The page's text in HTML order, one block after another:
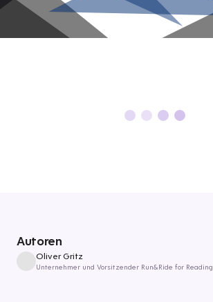
Autoren
Oliver Gritz
Unternehmer und Vorsitzender Run&Ride for Reading